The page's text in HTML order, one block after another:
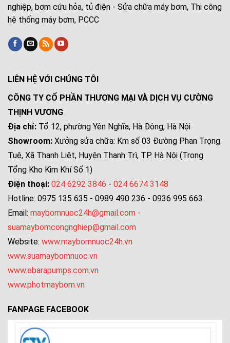
nghiệp, bơm cứu hỏa, tủ điện - Sửa chữa máy bơm, Thi công
hệ thống máy bơm, PCCC
LIÊN HỆ VỚI CHÚNG TÔI
CÔNG TY CỔ PHẦN THƯƠNG MẠI VÀ DỊCH VỤ CƯỜNG
THỊNH VƯƠNG
Địa chỉ: Tổ 12, phường Yên Nghĩa, Hà Đông, Hà Nội
Showroom: Xưởng sửa chữa: Km số 03 Đường Phan Trọng
Tuệ, Xã Thanh Liệt, Huyện Thanh Trì, TP. Hà Nội (Trong
Tổng Kho Kim Khí Số 1)
Điện thoại: 024 6292 3846 - 024 6674 3148
Hotline: 0975 135 635 - 0989 490 236 - 0936 995 663
Email: maybomnuoc24h@gmail.com -
suamaybomcongnghiep@gmail.com
Website: www.maybomnuoc24h.vn
www.suamaybomnuoc.vn
www.ebarapumps.com.vn
www.photmaybom.vn
FANPAGE FACEBOOK